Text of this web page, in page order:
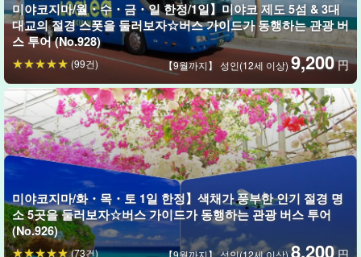
미야코섬에서 페리 등을 이용하여,당일치기로도 부담 없이 참가할
수 있다이 투어의 가장 큰 매력입니다.
다라마항・다라마공항, 섬 내 숙박시설 등에서의송영도 OK따라서
땅勘이 없어도 이동에 대한 걱정 없이 툭툭이 관광을 즐길 수 있다.
⬇︎ 다른 추천 플랜은 여기⬇︎
다라마섬/1일】섬내 포토투어 & 전동킥보드 & 다라마식
BBQ☆시마츄 가이드와 함께 섬 전체를 만끽하자! 《사
진 데이터 포함・식사 포함》(No.1006)
開始時間10:30~21:00
필요한 시간약 11시간
18,500엔
미야코지마/월・수・금・일 한정/1일】미야코 제도 5섬 & 3대
대교의 절경 스폿을 둘러보자☆버스 가이드가 동행하는 관광 버
스 투어 (No.928)
【9월까지】 성인(12세 이상) 9,200 円
(99건)
미야코지마/화・목・토 1일 한정】색채가 풍부한 인기 절경 명
소 5곳을 둘러보자☆버스 가이드가 동행하는 관광 버스 투어
(No.926)
【9월까지】 성인(12세 이상)8,200 円
(73건)